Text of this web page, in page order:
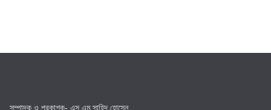
সম্পাদক ও প্রকাশক- এস এম সাহিদ হোসেন